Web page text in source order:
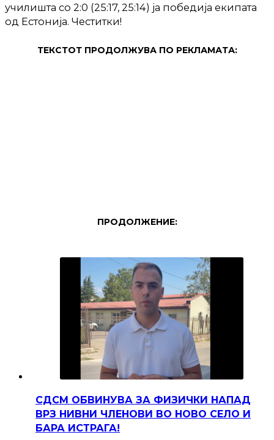
училишта со 2:0 (25:17, 25:14) ја победија екипата
од Естонија. Честитки!
ТЕКСТОТ ПРОДОЛЖУВА ПО РЕКЛАМАТА:
ПРОДОЛЖЕНИЕ:
СДСМ ОБВИНУВА ЗА ФИЗИЧКИ НАПАД
ВРЗ НИВНИ ЧЛЕНОВИ ВО НОВО СЕЛО И
БАРА ИСТРАГА!